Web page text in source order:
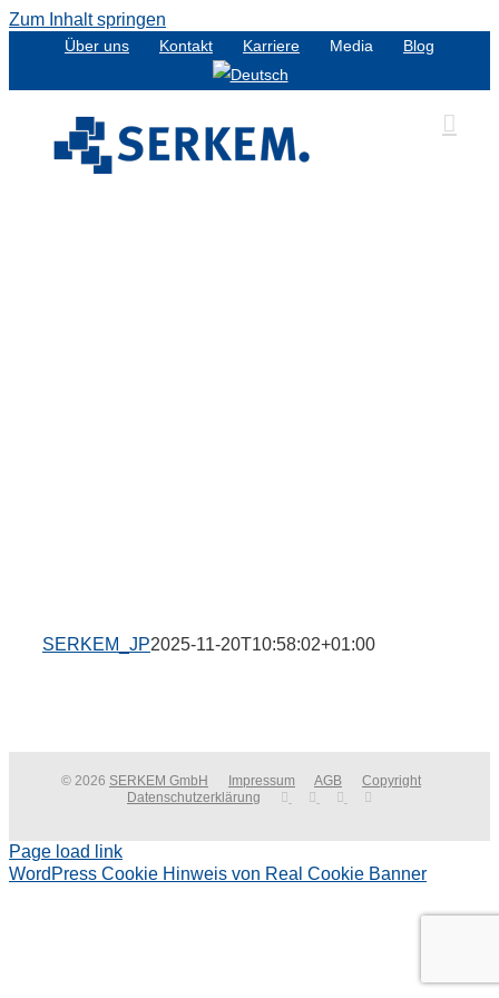
Zum Inhalt springen
Über uns Kontakt Karriere Media Blog
SERKEM_JP2025-11-20T10:58:02+01:00
© 2026 SERKEM GmbH Impressum AGB
Copyright
Datenschutzerklärung
Page load link
WordPress Cookie Hinweis von Real Cookie Banner